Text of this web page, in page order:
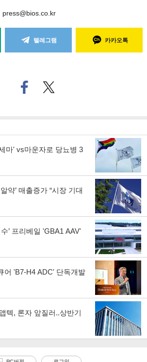
press@bios.co.kr
텔레그램 카카오톡
페
이
기
사
공
트위
터로
마' vs마운자로 당뇨병 3
약’ 매출증가 “시장 기대
’ 프리베일 'GBA1 AAV'
어 'B7-H4 ADC' 단독개발
텍, 론자 앞질러..상반기